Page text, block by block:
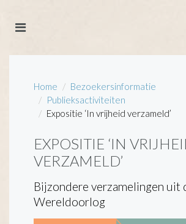
Home
Bezoekersinformatie
Publieksactiviteiten
Expositie ‘In vrijheid verzameld’
EXPOSITIE ‘IN
VERZAMELD’
Bijzondere verzamelingen uit
Wereldoorlog